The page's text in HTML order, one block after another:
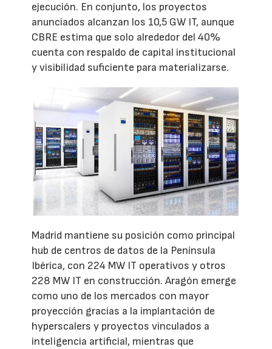
ejecución. En conjunto, los proyectos
anunciados alcanzan los 10,5 GW IT, aunque
CBRE estima que solo alrededor del 40%
cuenta con respaldo de capital institucional
y visibilidad suficiente para materializarse.
Madrid mantiene su posición como principal
hub de centros de datos de la Península
Ibérica, con 224 MW IT operativos y otros
228 MW IT en construcción. Aragón emerge
como uno de los mercados con mayor
proyección gracias a la implantación de
hyperscalers y proyectos vinculados a
inteligencia artificial, mientras que